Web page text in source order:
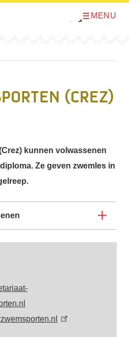
O
n
MENU
(Crez)
kunnen volwassenen
Ze geven zwemles in